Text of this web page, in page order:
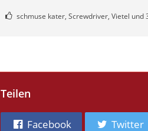
schmuse kater, Screwdriver, Vietel und
Teilen
Facebook Twitter